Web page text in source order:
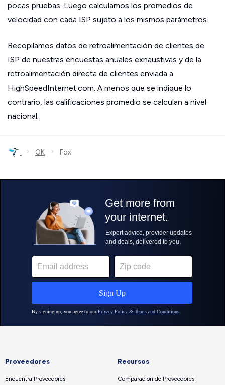
pocas pruebas. Luego calculamos los promedios de
velocidad con cada ISP sujeto a los mismos parámetros.
Recopilamos datos de retroalimentación de clientes de
ISP de nuestras encuestas anuales exhaustivas y de la
retroalimentación directa de clientes enviada a
HighSpeedInternet.com. A menos que se indique lo
contrario, las calificaciones promedio se calculan a nivel
nacional.
› OK › Fox
Proveedores
Encuentra Proveedores
Recursos
Comparación de Proveedores